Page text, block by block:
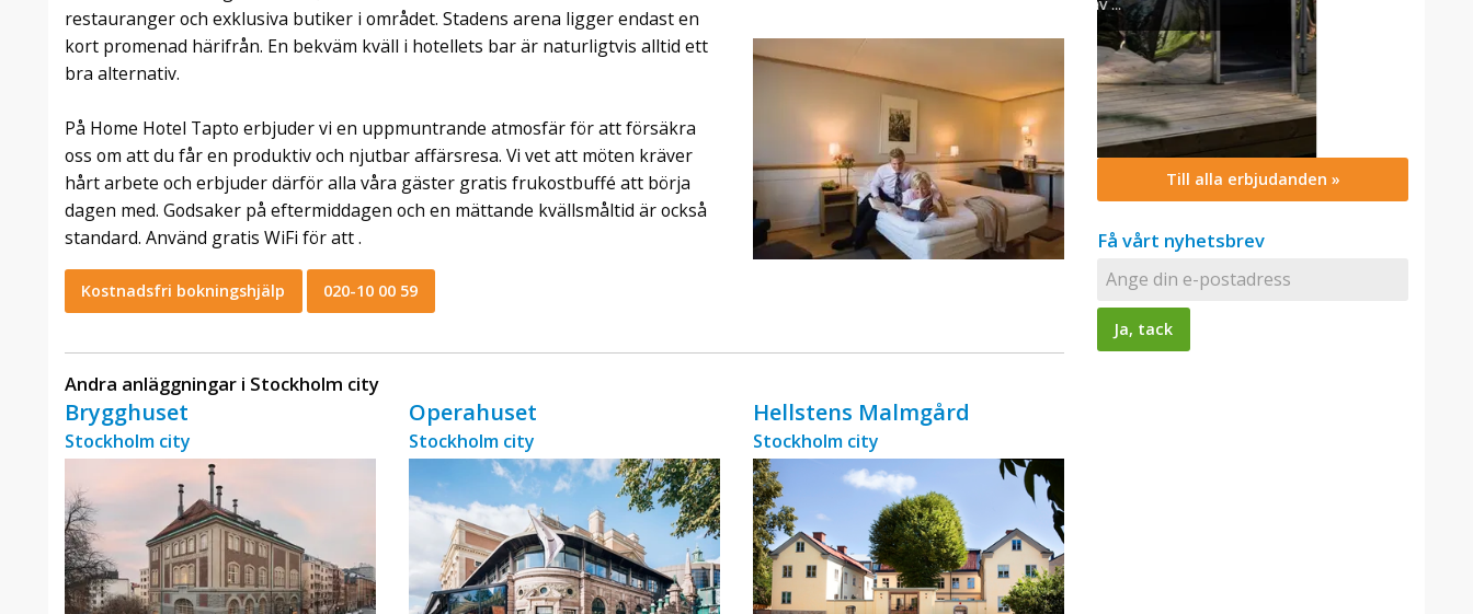
restauranger och exklusiva butiker i området. Stadens arena ligger endast en
kort promenad härifrån. En bekväm kväll i hotellets bar är naturligtvis alltid ett
bra alternativ.
På Home Hotel Tapto erbjuder vi en uppmuntrande atmosfär för att försäkra
oss om att du får en produktiv och njutbar affärsresa. Vi vet att möten kräver
hårt arbete och erbjuder därför alla våra gäster gratis frukostbuffé att börja
dagen med. Godsaker på eftermiddagen och en mättande kvällsmåltid är också
standard. Använd gratis WiFi för att .
Kostnadsfri bokningshjälp 020-10 00 59
Andra anläggningar i Stockholm city
Brygghuset
Stockholm city
Operahuset
Stockholm city
Hellstens Malmgård
Stockholm city
Till alla erbjudanden »
Få vårt nyhetsbrev